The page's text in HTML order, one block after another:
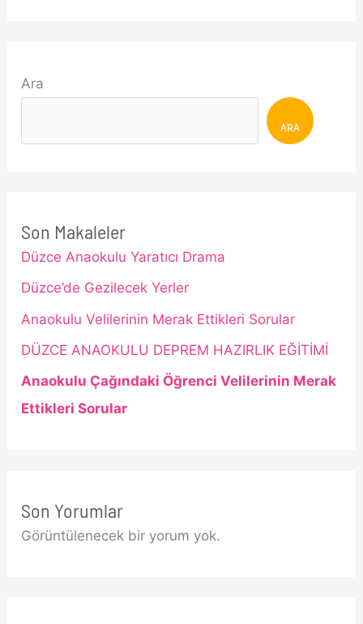
Ara
ARA
Son Makaleler
Düzce Anaokulu Yaratıcı Drama
Düzce’de Gezilecek Yerler
Anaokulu Velilerinin Merak Ettikleri Sorular
DÜZCE ANAOKULU DEPREM HAZIRLIK EĞİTİMİ
Anaokulu Çağındaki Öğrenci Velilerinin Merak
Ettikleri Sorular
Son Yorumlar
Görüntülenecek bir yorum yok.